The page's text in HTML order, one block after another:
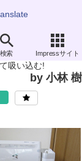
検索 Impressサイト
レイのしっぽ」
吸い込む!
by 小林 樹